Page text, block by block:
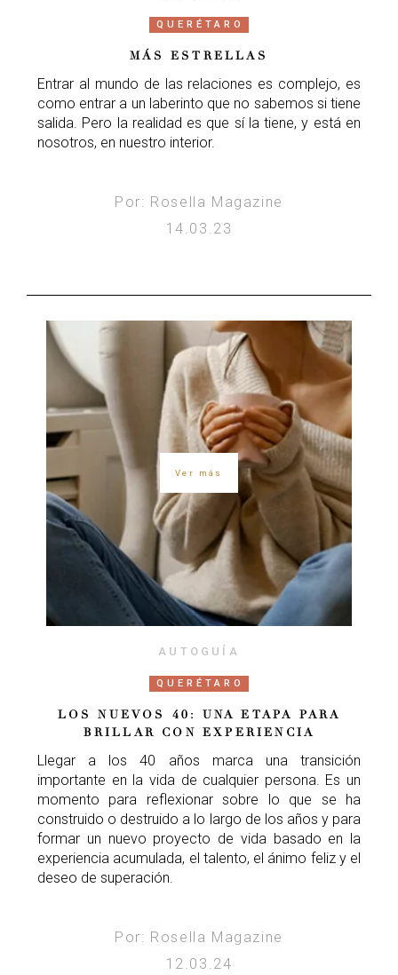
QUERÉTARO
MÁS ESTRELLAS
Entrar al mundo de las relaciones es complejo, es
como entrar a un laberinto que no sabemos si tiene
salida. Pero la realidad es que sí la tiene, y está en
nosotros, en nuestro interior.
Por: Rosella Magazine
14.03.23
Ver más
AUTOGUÍA
QUERÉTARO
LOS NUEVOS 40: UNA ETAPA PARA
BRILLAR CON EXPERIENCIA
Llegar a los 40 años marca una transición
importante en la vida de cualquier persona. Es un
momento para reflexionar sobre lo que se ha
construido o destruido a lo largo de los años y para
formar un nuevo proyecto de vida basado en la
experiencia acumulada, el talento, el ánimo feliz y el
deseo de superación.
Por: Rosella Magazine
12.03.24